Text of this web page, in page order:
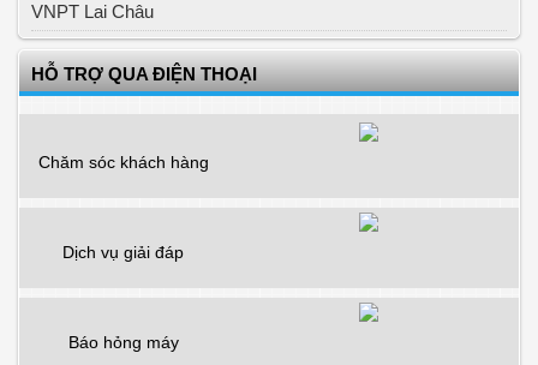
VNPT Lai Châu
HỖ TRỢ QUA ĐIỆN THOẠI
Chăm sóc khách hàng
Dịch vụ giải đáp
Báo hỏng máy